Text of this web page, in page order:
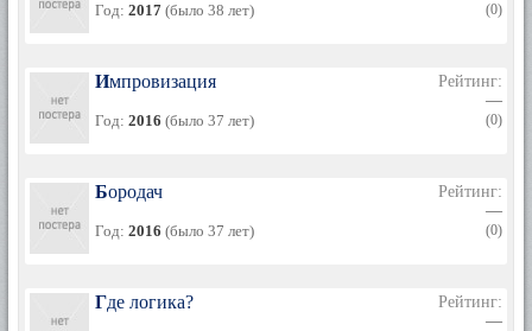
Год: 2017 (было 38 лет) (0)
Импровизация
Год: 2016 (было 37 лет)
Рейтинг:
—
(0)
Бородач
Год: 2016 (было 37 лет)
Рейтинг:
—
(0)
Где логика?
Рейтинг:
—